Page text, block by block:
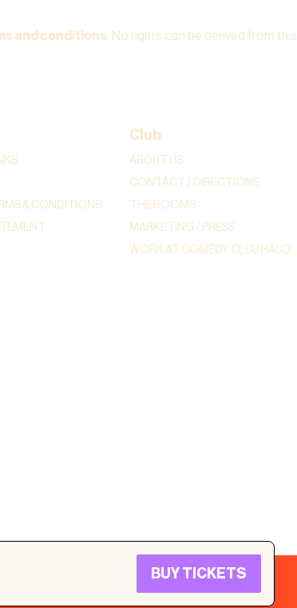
BUY TICKETS
and conditions . No rights can be derived from this.
& CONDITIONS
Club
ABOUT US
CONTACT / DIRECTIONS
THE ROOMS
MARKETING / PRESS
WORK AT COMEDY CLUB HAUG
© All rights reserved